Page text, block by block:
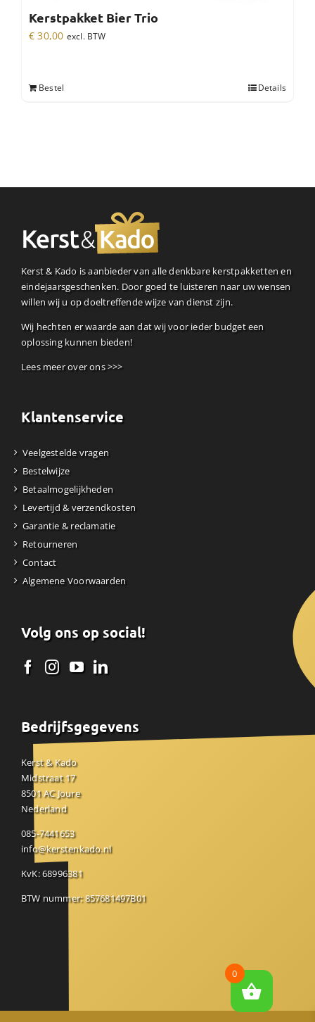
Kerstpakket Bier Trio
€ 30,00 excl. BTW
Bestel Details
Kerst & Kado is aanbieder van alle denkbare kerstpakketten en
eindejaarsgeschenken. Door goed te luisteren naar uw wensen
willen wij u op doeltreffende wijze van dienst zijn.
Wij hechten er waarde aan dat wij voor ieder budget een
oplossing kunnen bieden!
Lees meer over ons >>>
Klantenservice
Veelgestelde vragen
Bestelwijze
Betaalmogelijkheden
Levertijd & verzendkosten
Garantie & reclamatie
Retourneren
Contact
Algemene Voorwaarden
Volg ons op social!
Bedrijfsgegevens
Kerst & Kado
Midstraat 17
8501 AC Joure
Nederland
085-7441653
info@kerstenkado.nl
KvK: 68996381
BTW nummer: 857681497B01
0